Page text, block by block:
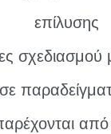
επίλυσης
σχεδιασμού